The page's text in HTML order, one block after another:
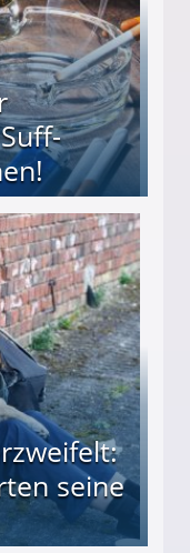
seine